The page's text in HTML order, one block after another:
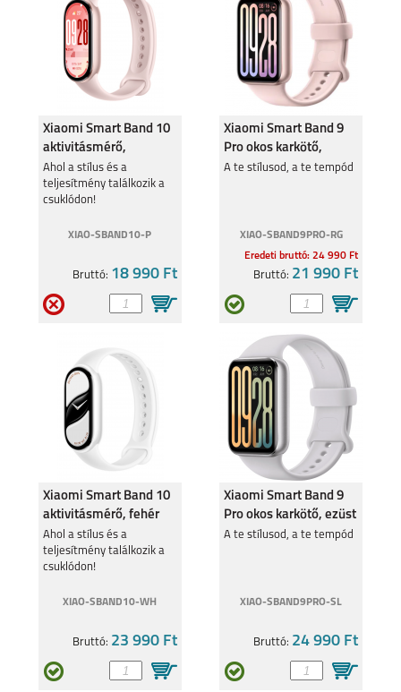
SAMSUNG GALAXY
A36 5G
SAMSUNG GALAXY
A26 5G
SAMSUNG GALAXY
S24FE
FLIP6
A35
Xiaomi Smart Band 10
aktivitásmérő,
rózsaszín BHR9999GL
Ahol a stílus és a
teljesítmény találkozik a
csuklódon!
XIAO-SBAND10-P
Bruttó: 18 990 Ft
Xiaomi Smart Band 9
Pro okos karkötő,
rózsaszín BHR8714
A te stílusod, a te tempód
XIAO-SBAND9PRO-RG
Eredeti bruttó: 24 990 Ft
Bruttó: 21 990 Ft
Xiaomi Smart Band 10
aktivitásmérő, fehér
BHR07Y5GL
Ahol a stílus és a
teljesítmény találkozik a
csuklódon!
XIAO-SBAND10-WH
Bruttó: 23 990 Ft
Xiaomi Smart Band 9
Pro okos karkötő, ezüst
BHR8715
A te stílusod, a te tempód
XIAO-SBAND9PRO-SL
Bruttó: 24 990 Ft